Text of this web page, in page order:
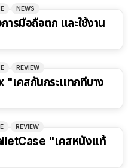
NEWS
รมือถือตก และใช้งาน
REVIEW
"เคสกันกระแทกที่บาง
REVIEW
"เคสหนังแท้